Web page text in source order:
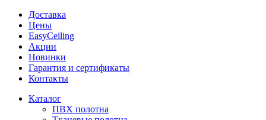
Доставка
Цены
EasyCeiling
Акции
Новинки
Гарантия и сертификаты
Контакты
Каталог
ПВХ полотна